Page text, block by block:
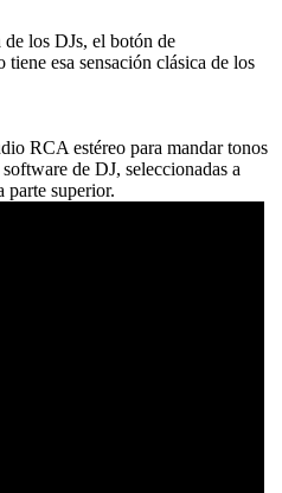
los DJs, el botón de
esa sensación clásica de los
RCA estéreo para mandar tonos
de DJ, seleccionadas a
parte superior.